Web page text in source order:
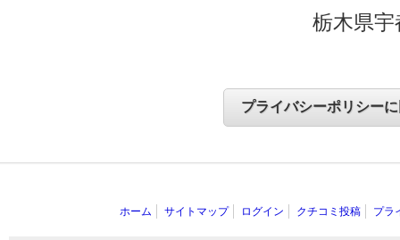
栃木県
ホーム サイトマップ ログイン クチコミ投稿 プラ